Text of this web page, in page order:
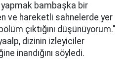
bambaşka bir
ve hareketli sahnelerde yer
çıktığını düşünüyorum."
dizinin izleyiciler
inandığını söyledi.